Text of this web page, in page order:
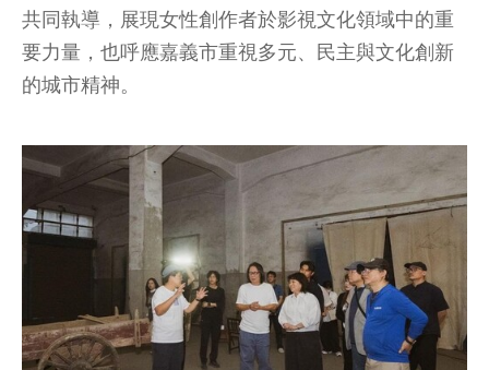
共同執導，展現女性創作者於影視文化領域中的重
要力量，也呼應嘉義市重視多元、民主與文化創新
的城市精神。